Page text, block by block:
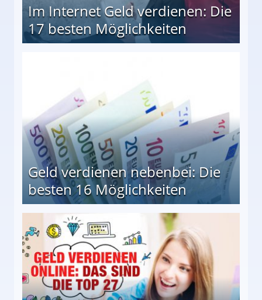
Im Internet Geld verdienen: Die
17 besten Möglichkeiten
Geld verdienen nebenbei: Die
besten 16 Möglichkeiten